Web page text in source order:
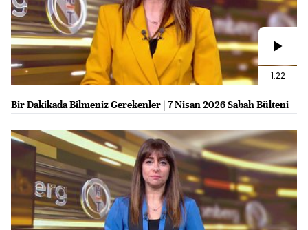
1:22
Bir Dakikada Bilmeniz Gerekenler | 7 Nisan 2026 Sabah Bülteni